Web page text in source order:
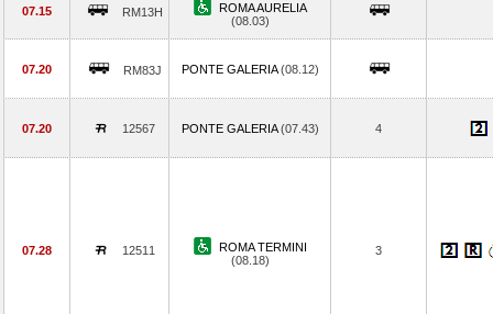
07.15 RM13H
ROMA AURELIA
(08.03)
07.20 RM83J PONTE GALERIA(08.12)
07.20 12567 PONTE GALERIA(07.43) 4
07.28 12511
ROMA TERMINI
(08.18)
3